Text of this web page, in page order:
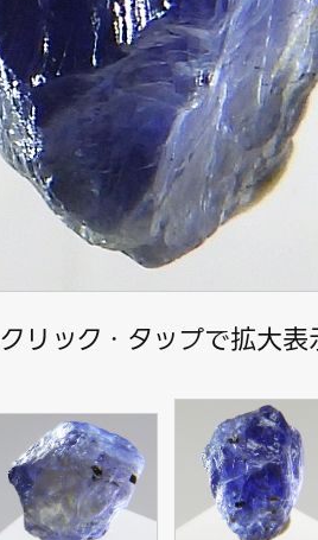
クリック・タップで拡大表